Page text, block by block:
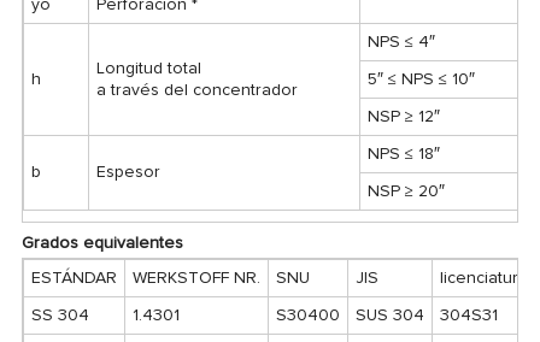
yo Perforación *
h
Longitud total
a través del concentrador
NPS ≤ 4″
5″ ≤ NPS ≤ 10″
NSP ≥ 12″
b Espesor
NPS ≤ 18″
NSP ≥ 20″
Grados equivalentes
ESTÁNDAR WERKSTOFF NR. SNU JIS licenciatura
SS 304 1.4301 S30400 SUS 304 304S31